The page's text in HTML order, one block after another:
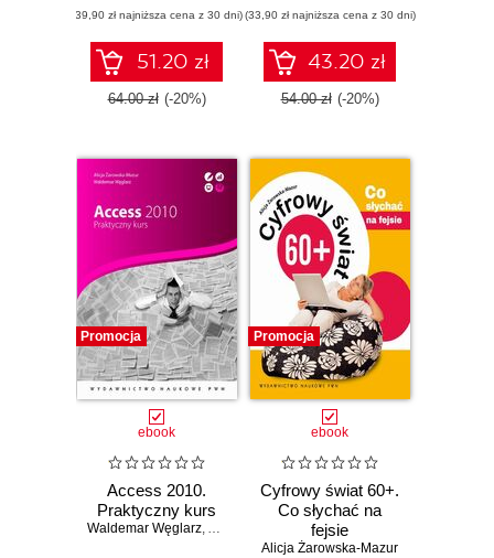
(39,90 zł najniższa cena z 30 dni)
51.20 zł
64.00 zł (-20%)
(33,90 zł najniższa cena z 30 dni)
43.20 zł
54.00 zł (-20%)
Promocja
ebook
Access 2010.
Praktyczny kurs
Waldemar Węglarz, Alicja Żarowska-Mazur
Promocja
ebook
Cyfrowy świat 60+.
Co słychać na
fejsie
Alicja Żarowska-Mazur